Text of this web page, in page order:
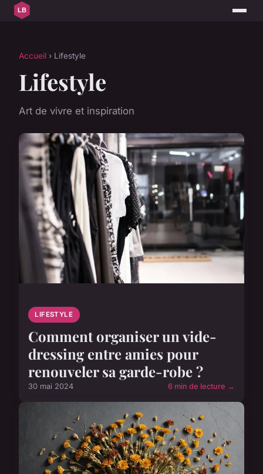
Accueil › Lifestyle
Lifestyle
Art de vivre et inspiration
LIFESTYLE
Comment organiser un vide-
dressing entre amies pour
renouveler sa garde-robe ?
30 mai 2024 6 min de lecture →